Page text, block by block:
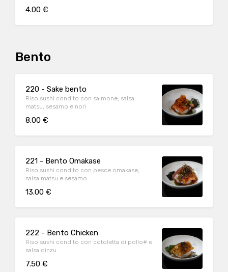
4.00 €
Bento
220 - Sake bento
Riso sushi condito con salmone, salsa
matsu, sesamo e nori
8.00 €
221 - Bento Omakase
Riso sushi condito con pesce omakase,
salsa matsu e sesamo
13.00 €
222 - Bento Chicken
Riso sushi condito con cotoletta di pollo# e
salsa dinzu
7.50 €